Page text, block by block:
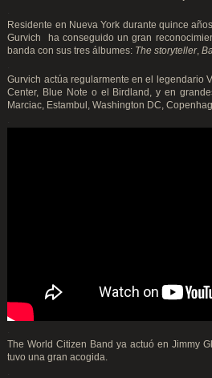
Residente en Nueva York durante quince
Gurvich ha conseguido un gran
banda con sus tres álbumes: The storyteller,
Gurvich actúa regularmente en el legendario
Center, Blue Note o el Birdland, y en
Marciac, Estambul, Washington DC,
The World Citizen Band ya actuó en Jimmy
tuvo una gran acogida.